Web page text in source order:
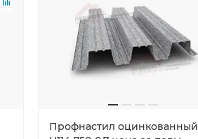
Профнастил оцинкованный